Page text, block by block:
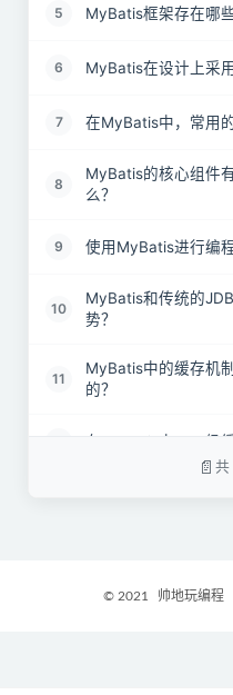
5 MyBatis框架存在哪
6 MyBatis在设计上采
7 在MyBatis中，常用
8
MyBatis的核心组件
么？
9 使用MyBatis进行编
10
MyBatis和传统的
势？
11
MyBatis中的缓存机
的？
在MyBatis中，一级
共
© 2021 帅地玩编程